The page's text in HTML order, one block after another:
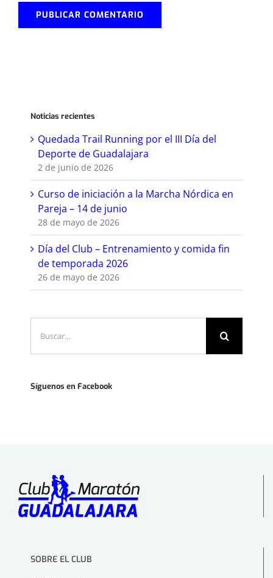
Noticias recientes
Quedada Trail Running por el III Día del
Deporte de Guadalajara
2 de junio de 2026
Curso de iniciación a la Marcha Nórdica en
Pareja – 14 de junio
28 de mayo de 2026
Día del Club – Entrenamiento y comida fin
de temporada 2026
26 de mayo de 2026
Síguenos en Facebook
SOBRE EL CLUB